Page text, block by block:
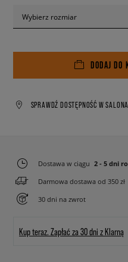
Wybierz rozmiar
DODAJ DO
SPRAWDŹ DOSTĘPNOŚĆ W
Dostawa w ciągu 2 - 5 dni
Darmowa dostawa od 350 zł
30 dni na zwrot
Kup teraz. Zapłać za 30 dni z Klarną